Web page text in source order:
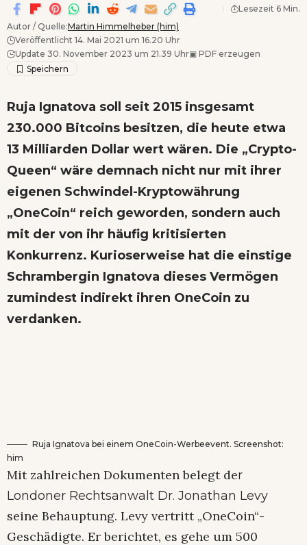
Autor / Quelle:Martin Himmelheber (him)
Veröffentlicht 14. Mai 2021 um 16.20 Uhr
Update 30. November 2023 um 21.39 Uhr▣ PDF erzeugen
Lesezeit 6 Min.
Ruja Ignatova soll seit 2015 insgesamt
230.000 Bitcoins besitzen, die heute etwa
13 Milliarden Dollar wert wären. Die „Crypto-
Queen“ wäre demnach nicht nur mit ihrer
eigenen Schwindel-Kryptowährung
„OneCoin“ reich geworden, sondern auch
mit der von ihr häufig kritisierten
Konkurrenz. Kurioserweise hat die einstige
Schrambergin Ignatova dieses Vermögen
zumindest indirekt ihren OneCoin zu
verdanken.
Ruja Ignatova bei einem OneCoin-Werbeevent. Screenshot:
him
Mit zahlreichen Dokumenten belegt der
Londoner Rechtsanwalt Dr. Jonathan Levy
seine Behauptung. Levy vertritt „OneCoin“-
Geschädigte. Er berichtet, es gehe um 500